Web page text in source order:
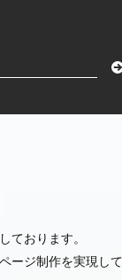
ております。
ージ制作を実現して